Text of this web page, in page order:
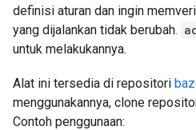
definisi aturan dan ingin
yang dijalankan tidak berubah.
untuk melakukannya.
Alat ini tersedia di repositori
menggunakannya, clone
Contoh penggunaan: